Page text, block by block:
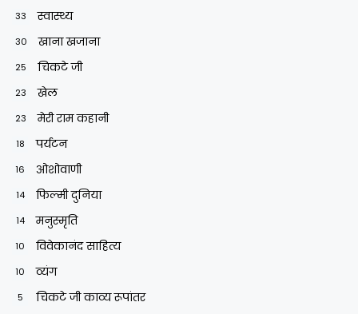
33 स्वास्थ्य
30 खाना खजाना
25 चिकटे जी
23 खेल
23 मेरी राम कहानी
18 पर्यटन
16 ओशोवाणी
14 फिल्मी दुनिया
14 मनुस्मृति
10 विवेकानंद साहित्य
10 व्यंग
5 चिकटे जी काव्य रूपांतर